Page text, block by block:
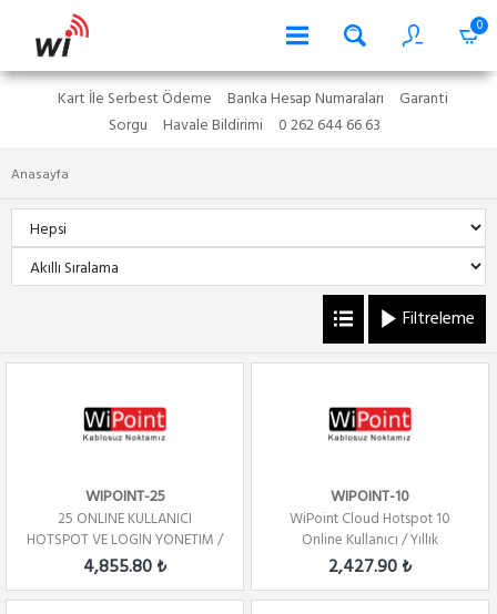
0
Kart İle Serbest Ödeme Banka Hesap Numaraları
Garanti
Sorgu
Havale Bildirimi 0 262 644 66 63
Anasayfa
Filtreleme
WIPOINT-25
25 ONLINE KULLANICI
HOTSPOT VE LOGIN YONETIM /
YILLIK
4,855.80 ₺
WIPOINT-10
WiPoint Cloud Hotspot 10
Online Kullanıcı / Yıllık
2,427.90 ₺